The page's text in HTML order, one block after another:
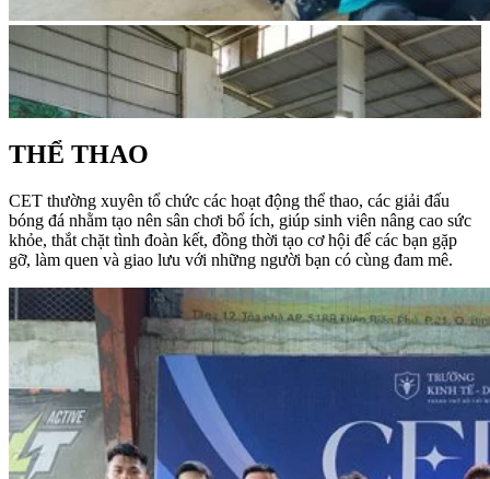
THỂ THAO
CET thường xuyên tổ chức các hoạt động thể thao, các giải đấu
bóng đá nhằm tạo nên sân chơi bổ ích, giúp sinh viên nâng cao sức
khỏe, thắt chặt tình đoàn kết, đồng thời tạo cơ hội để các bạn gặp
gỡ, làm quen và giao lưu với những người bạn có cùng đam mê.